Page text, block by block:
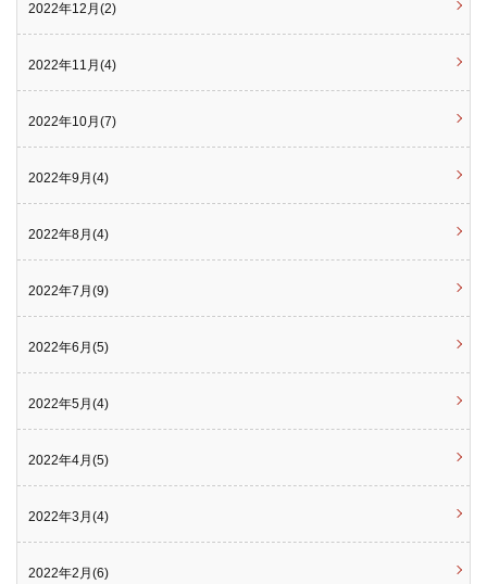
2022年12月(2)
2022年11月(4)
2022年10月(7)
2022年9月(4)
2022年8月(4)
2022年7月(9)
2022年6月(5)
2022年5月(4)
2022年4月(5)
2022年3月(4)
2022年2月(6)